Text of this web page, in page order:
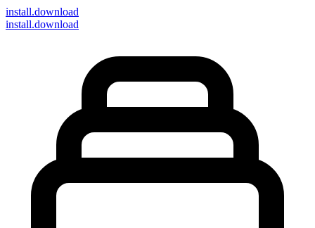
install.download
install.download